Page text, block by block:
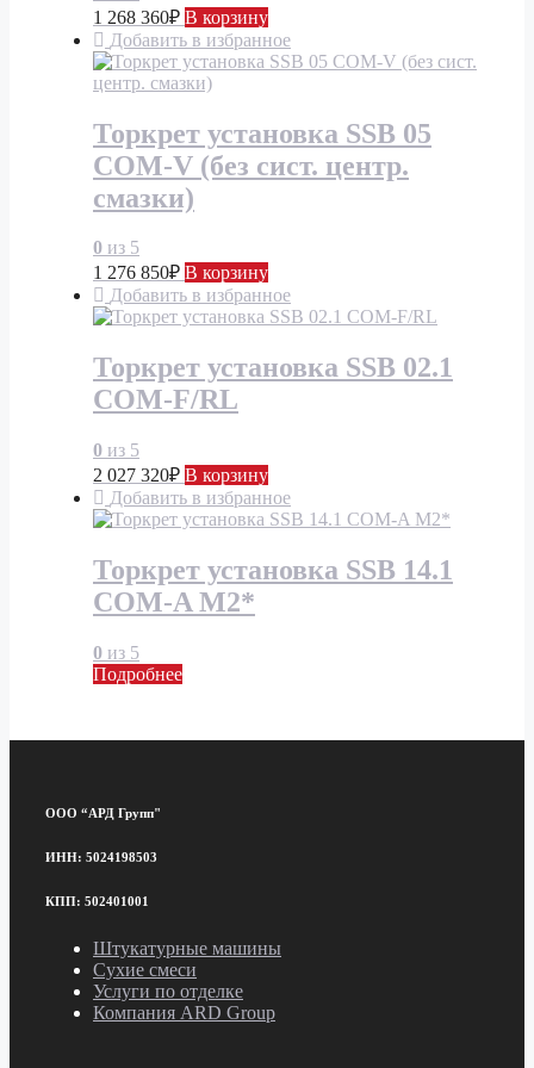
1 268 360₽ В корзину
Добавить в избранное
Торкрет установка SSB 05
COM-V (без сист. центр.
смазки)
0 из 5
1 276 850₽ В корзину
Добавить в избранное
Торкрет установка SSB 02.1
COM-F/RL
0 из 5
2 027 320₽ В корзину
Добавить в избранное
Торкрет установка SSB 14.1
COM-A M2*
0 из 5
Подробнее
ООО “АРД Групп"
ИНН: 5024198503
КПП: 502401001
Штукатурные машины
Сухие смеси
Услуги по отделке
Компания ARD Group